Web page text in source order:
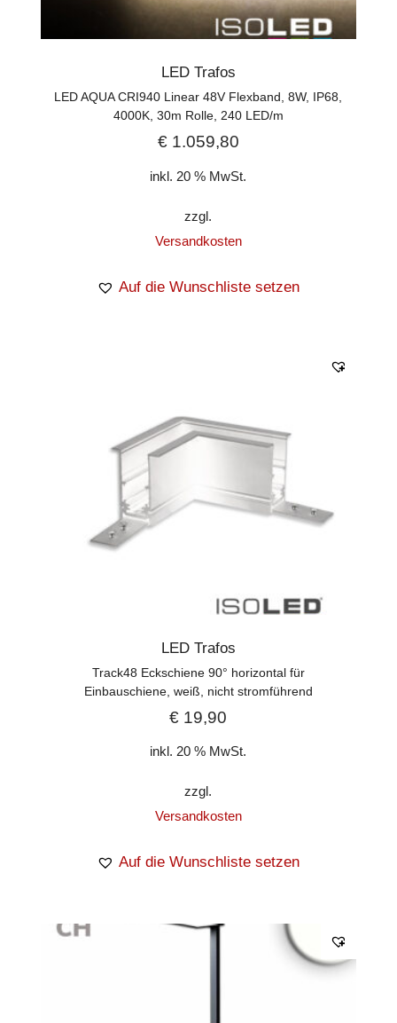
LED Trafos
LED AQUA CRI940 Linear 48V Flexband, 8W, IP68,
4000K, 30m Rolle, 240 LED/m
€1.059,80
inkl. 20 % MwSt.
zzgl.
Versandkosten
Auf die Wunschliste setzen
LED Trafos
Track48 Eckschiene 90° horizontal für
Einbauschiene, weiß, nicht stromführend
€ 19,90
inkl. 20 % MwSt.
zzgl.
Versandkosten
Auf die Wunschliste setzen